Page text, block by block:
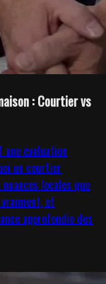
: Courtier vs
une évaluation
un courtier
locales que
et
approfondie des